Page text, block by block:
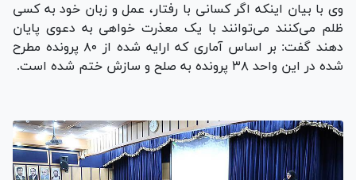
وی با بیان اینکه اگر کسانی با رفتار، عمل و زبان خود به کسی
ظلم می‌کنند می‌توانند با یک معذرت خواهی به دعوی پایان
دهند گفت: بر اساس آماری که ارایه شده از ۸۰ پرونده مطرح
شده در این واحد ۳۸ پرونده به صلح و سازش ختم شده است.